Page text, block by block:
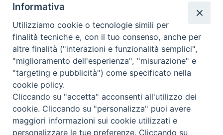
Piazza Sant'Ambrogio, 14 - 27029 Vigevano PV
Tel. 0381 78053
Fax 0381 696767
curia@diocesivigevano.it
seguici su
Informativa
Utilizziamo cookie o tecnologie simili per
finalità tecniche e, con il tuo consenso, anche per
altre finalità ("interazioni e funzionalità semplici",
"miglioramento dell'esperienza", "misurazione" e
"targeting e pubblicità") come specificato nella
cookie policy.
Cliccando su "accetta" acconsenti all'utilizzo dei
cookie. Cliccando su "personalizza" puoi avere
maggiori informazioni sui cookie utilizzati e
personalizzare le tue preferenze. Cliccando su